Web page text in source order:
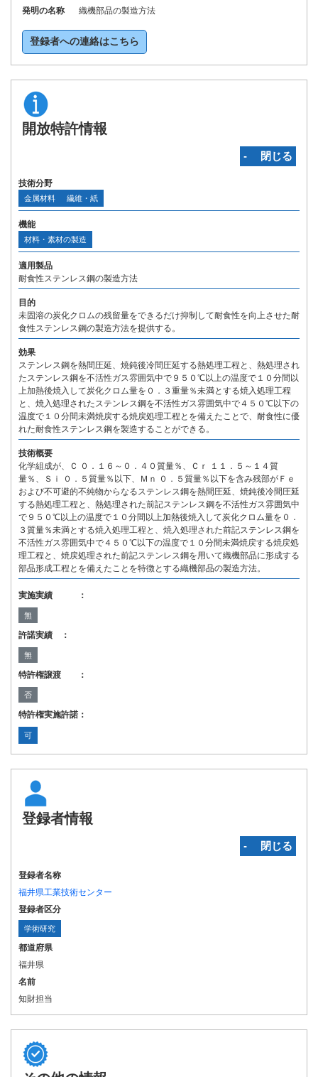
発明の名称
織機部品の製造方法
登録者への連絡はこちら
開放特許情報
‐ 閉じる
技術分野
金属材料 繊維・紙
機能
材料・素材の製造
適用製品
耐食性ステンレス鋼の製造方法
目的
未固溶の炭化クロムの残留量をできるだけ抑制して耐食性を向上させた耐
食性ステンレス鋼の製造方法を提供する。
効果
ステンレス鋼を熱間圧延、焼鈍後冷間圧延する熱処理工程と、熱処理され
たステンレス鋼を不活性ガス雰囲気中で９５０℃以上の温度で１０分間以
上加熱後焼入して炭化クロム量を０．３重量％未満とする焼入処理工程
と、焼入処理されたステンレス鋼を不活性ガス雰囲気中で４５０℃以下の
温度で１０分間未満焼戻する焼戻処理工程とを備えたことで、耐食性に優
れた耐食性ステンレス鋼を製造することができる。
技術概要
化学組成が、Ｃ ０．１６～０．４０質量％、Ｃｒ １１．５～１４質
量％、Ｓｉ ０．５質量％以下、Ｍｎ ０．５質量％以下を含み残部がＦｅ
および不可避的不純物からなるステンレス鋼を熱間圧延、焼鈍後冷間圧延
する熱処理工程と、熱処理された前記ステンレス鋼を不活性ガス雰囲気中
で９５０℃以上の温度で１０分間以上加熱後焼入して炭化クロム量を０．
３質量％未満とする焼入処理工程と、焼入処理された前記ステンレス鋼を
不活性ガス雰囲気中で４５０℃以下の温度で１０分間未満焼戻する焼戻処
理工程と、焼戻処理された前記ステンレス鋼を用いて織機部品に形成する
部品形成工程とを備えたことを特徴とする織機部品の製造方法。
実施実績 ：
無
許諾実績 ：
無
特許権譲渡 ：
否
特許権実施許諾：
可
登録者情報
‐ 閉じる
登録者名称
福井県工業技術センター
登録者区分
学術研究
都道府県
福井県
名前
知財担当